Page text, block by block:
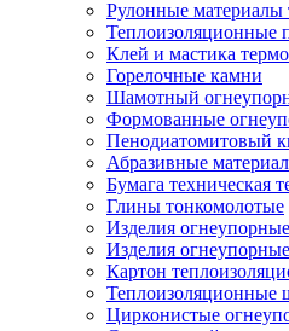
Рулонные материалы
Тепло­изоляционные
Клей и мастика
Горелочные камни
Шамотный
Формованные
Пенодиатомитовый
Абразивные
Бумага техническая
Глины тонкомолотые
Изделия
Изделия
Картон
Теплоизоляционные
Цирконистые